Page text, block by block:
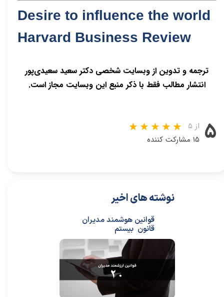
Desire to influence the world
Harvard Business Review
ترجمه و تدوین از وبسایت شخصی دکتر سعید سعیدی‌پور
انتشار مطالب فقط با ذکر منبع این وبسایت مجاز است.
۵ از ۵
۱۵ مشارکت کننده
قوانین هوشمند مدیران
قانون بیستم
نوشته های اخیر